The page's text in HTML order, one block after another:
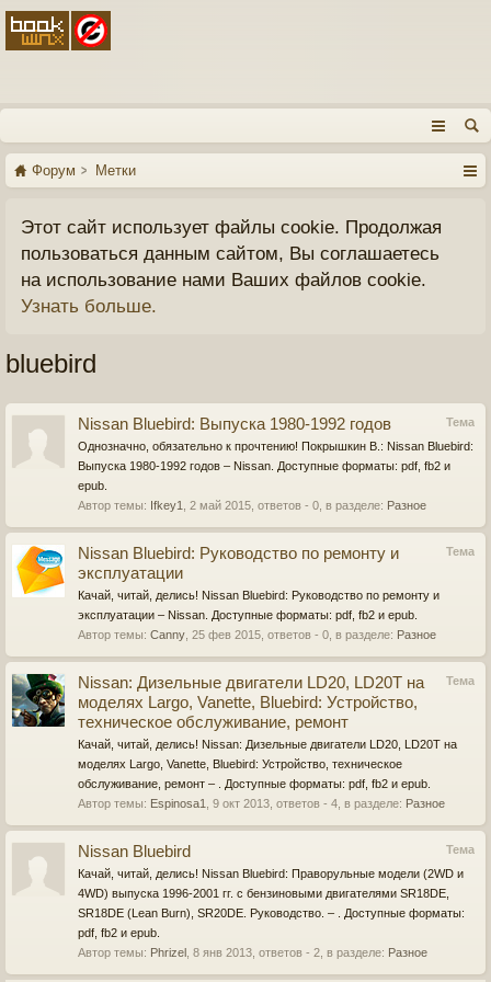
Форум Метки
Этот сайт использует файлы cookie. Продолжая
пользоваться данным сайтом, Вы соглашаетесь
на использование нами Ваших файлов cookie.
Узнать больше.
bluebird
Тема
Nissan Bluebird: Выпуска 1980-1992 годов
Однозначно, обязательно к прочтению! Покрышкин В.: Nissan Bluebird:
Выпуска 1980-1992 годов – Nissan. Доступные форматы: pdf, fb2 и
epub.
Автор темы: Ifkey1 2 май 2015 , ответов - 0, в разделе: Разное
Тема
Nissan Bluebird: Руководство по ремонту и
эксплуатации
Качай, читай, делись! Nissan Bluebird: Руководство по ремонту и
эксплуатации – Nissan. Доступные форматы: pdf, fb2 и epub.
Автор темы: Canny 25 фев 2015 , ответов - 0, в разделе: Разное
Тема
Nissan: Дизельные двигатели LD20, LD20T на
моделях Largo, Vanette, Bluebird: Устройство,
техническое обслуживание, ремонт
Качай, читай, делись! Nissan: Дизельные двигатели LD20, LD20T на
моделях Largo, Vanette, Bluebird: Устройство, техническое
обслуживание, ремонт – . Доступные форматы: pdf, fb2 и epub.
Автор темы: Espinosa1 9 окт 2013 , ответов - 4, в разделе: Разное
Тема
Nissan Bluebird
Качай, читай, делись! Nissan Bluebird: Праворульные модели (2WD и
4WD) выпуска 1996-2001 гг. с бензиновыми двигателями SR18DE,
SR18DE (Lean Burn), SR20DE. Руководство. – . Доступные форматы:
pdf, fb2 и epub.
Автор темы: Phrizel 8 янв 2013 , ответов - 2, в разделе: Разное